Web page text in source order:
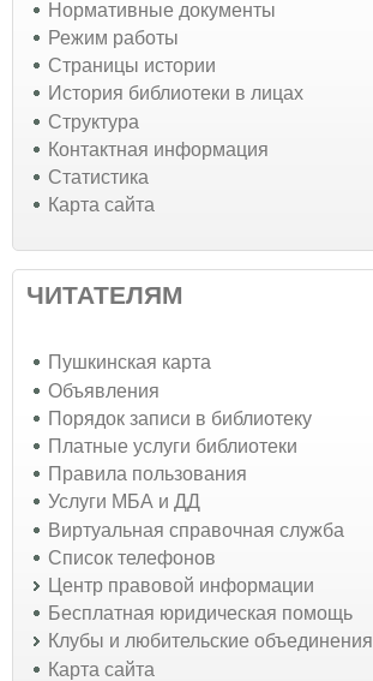
Нормативные документы
Режим работы
Страницы истории
История библиотеки в лицах
Структура
Контактная информация
Статистика
Карта сайта
ЧИТАТЕЛЯМ
Пушкинская карта
Объявления
Порядок записи в библиотеку
Платные услуги библиотеки
Правила пользования
Услуги МБА и ДД
Виртуальная справочная служба
Список телефонов
Центр правовой информации
Бесплатная юридическая помощь
Клубы и любительские объединения
Карта сайта